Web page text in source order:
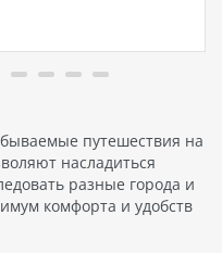
пляжах
путешествия на
насладиться
разные города и
комфорта и удобств